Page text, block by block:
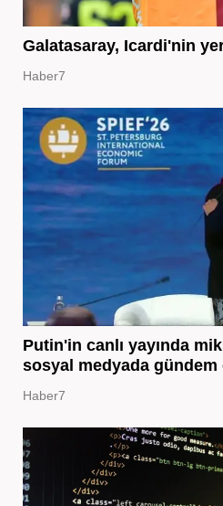
Galatasaray, Icardi'nin
Haber7
Putin'in canlı yayında
sosyal medyada gündem
Haber7